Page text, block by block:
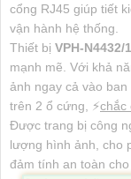
cổng RJ45 giúp tiết
vận hành hệ thống.
Thiết bị VPH-N4432/
mạnh mẽ. Với khả
ảnh ngay cả vào
trên 2 ổ cứng, ️⚡chắc
Được trang bị công
lượng hình ảnh, cho
đảm tính an toàn